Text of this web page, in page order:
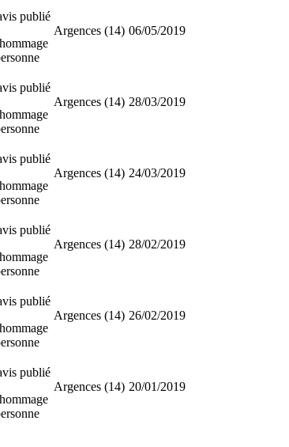
publié
Argences (14) 06/05/2019
publié
Argences (14) 28/03/2019
publié
Argences (14) 24/03/2019
publié
Argences (14) 28/02/2019
publié
Argences (14) 26/02/2019
publié
Argences (14) 20/01/2019